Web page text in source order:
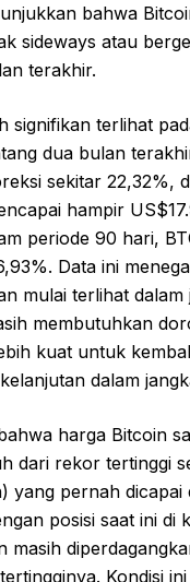
bahwa
sideways atau
terakhir.
signifikan terlihat
dua bulan
sekitar 22,32%,
hampir
periode 90 hari,
Data ini
mulai terlihat dalam
membutuhkan
kuat untuk
dalam
harga Bitcoin
dari rekor tertinggi
yang pernah dicapai
posisi saat ini di
masih
Kondisi